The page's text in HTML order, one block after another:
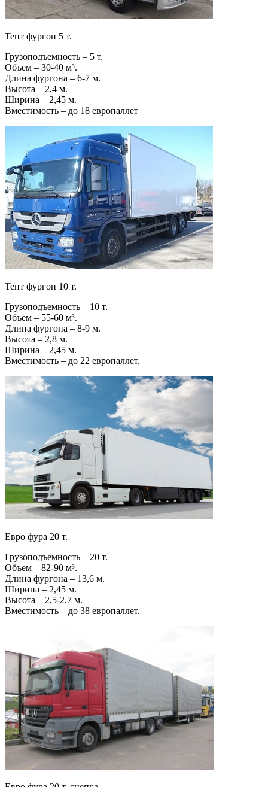
Тент фургон 5 т.
Грузоподъемность – 5 т.
Объем – 30-40 м³.
Длина фургона – 6-7 м.
Высота – 2,4 м.
Ширина – 2,45 м.
Вместимость – до 18 европаллет
Тент фургон 10 т.
Грузоподъемность – 10 т.
Объем – 55-60 м³.
Длина фургона – 8-9 м.
Высота – 2,8 м.
Ширина – 2,45 м.
Вместимость – до 22 европаллет.
Евро фура 20 т.
Грузоподъемность – 20 т.
Объем – 82-90 м³.
Длина фургона – 13,6 м.
Ширина – 2,45 м.
Высота – 2,5-2,7 м.
Вместимость – до 38 европаллет.